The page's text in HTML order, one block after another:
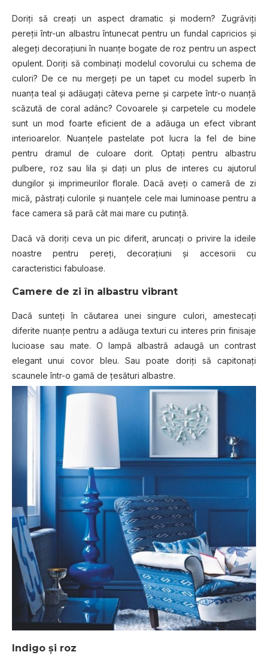
Doriți să creați un aspect dramatic și modern? Zugrăviți
pereții într-un albastru întunecat pentru un fundal capricios și
alegeți decorațiuni în nuanțe bogate de roz pentru un aspect
opulent. Doriți să combinați modelul covorului cu schema de
culori? De ce nu mergeți pe un tapet cu model superb în
nuanța teal și adăugați câteva perne și carpete într-o nuanță
scăzută de coral adânc? Covoarele și carpetele cu modele
sunt un mod foarte eficient de a adăuga un efect vibrant
interioarelor. Nuanțele pastelate pot lucra la fel de bine
pentru dramul de culoare dorit. Optați pentru albastru
pulbere, roz sau lila și dați un plus de interes cu ajutorul
dungilor și imprimeurilor florale. Dacă aveți o cameră de zi
mică, păstrați culorile și nuanțele cele mai luminoase pentru a
face camera să pară cât mai mare cu putință.
Dacă vă doriți ceva un pic diferit, aruncați o privire la ideile
noastre pentru pereți, decorațiuni și accesorii cu
caracteristici fabuloase.
Camere de zi în albastru vibrant
Dacă sunteți în căutarea unei singure culori, amestecați
diferite nuanțe pentru a adăuga texturi cu interes prin finisaje
lucioase sau mate. O lampă albastră adaugă un contrast
elegant unui covor bleu. Sau poate doriți să capitonați
scaunele într-o gamă de țesături albastre.
Indigo și roz